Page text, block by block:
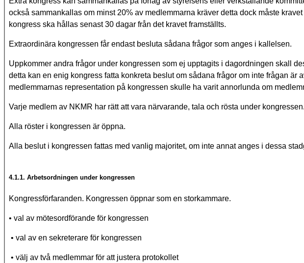
också sammankallas om minst 20% av medlemmarna kräver detta dock måste
kongress ska hållas senast 30 dagar från det kravet framställts.
Extraordinära kongressen får endast besluta sådana frågor som anges i kallelsen.
Uppkommer andra frågor under kongressen som ej upptagits i dagordningen skall
detta kan en enig kongress fatta konkreta beslut om sådana frågor om inte frågan är
medlemmarnas representation på kongressen skulle ha varit annorlunda om
Varje medlem av NKMR har rätt att vara närvarande, tala och rösta under kongressen.
Alla röster i kongressen är öppna.
Alla beslut i kongressen fattas med vanlig majoritet, om inte annat anges i dessa
4.1.1. Arbetsordningen under kongressen
Kongressförfaranden. Kongressen öppnar som en storkammare.
• val av mötesordförande för kongressen
• val av en sekreterare för kongressen
• välj av två medlemmar för att justera protokollet